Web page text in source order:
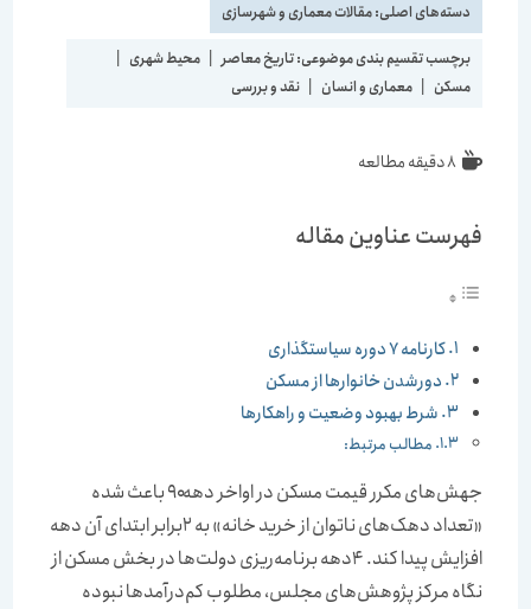
دسته‌های اصلی:مقالات معماری و شهرسازی
برچسب تقسیم بندی موضوعی:تاریخ معاصر | محیط شهری |
مسکن | معماری و انسان | نقد و بررسی
8 دقیقه مطالعه
فهرست عناوین مقاله
کارنامه 7 دوره سیاستگذاری
دورشدن خانوارها از مسکن
شرط بهبود وضعیت و راهکارها
مطالب مرتبط:
جهش‌های مکرر قیمت مسکن در اواخر دهه۹۰ باعث شده
«تعداد دهک‌های ناتوان از خرید خانه» به ۲برابر ابتدای آن دهه
افزایش پیدا کند. ۴دهه برنامه‌ریزی‌ دولت‌ها در بخش مسکن از
نگاه مرکز پژوهش‌های مجلس، مطلوب کم‌درآمدها نبوده